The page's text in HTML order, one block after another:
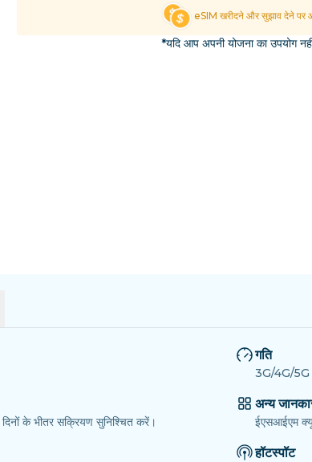
सभी गंतव्यों का अन्वेषण करें
eSIM खरीदने और सुझाव देने पर
*यदि आप अपनी योजना का उपयोग
के भीतर सक्रियण सुनिश्चित करें।
गति
3G/4G/5G
अन्य
ईएसआईएम
हॉटस्पॉट